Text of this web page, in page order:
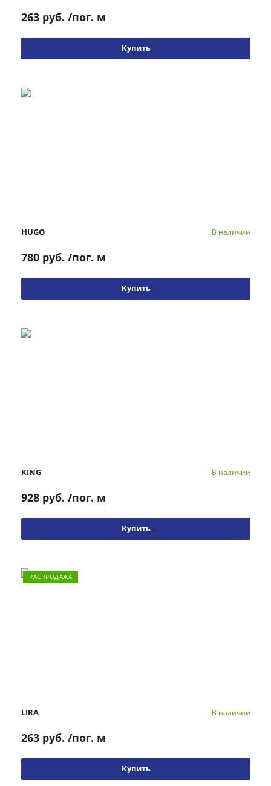
263 руб. /пог. м
Купить
HUGO В наличии
780 руб. /пог. м
Купить
KING В наличии
928 руб. /пог. м
Купить
РАСПРОДАЖА
LIRA В наличии
263 руб. /пог. м
Купить